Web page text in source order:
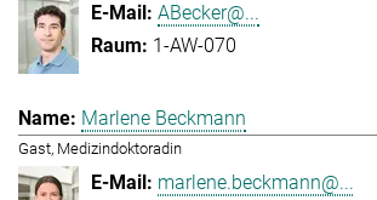
ABecker@...
1-AW-070
Marlene Beckmann
Gast, Medizindoktoradin
marlene.beckmann@...